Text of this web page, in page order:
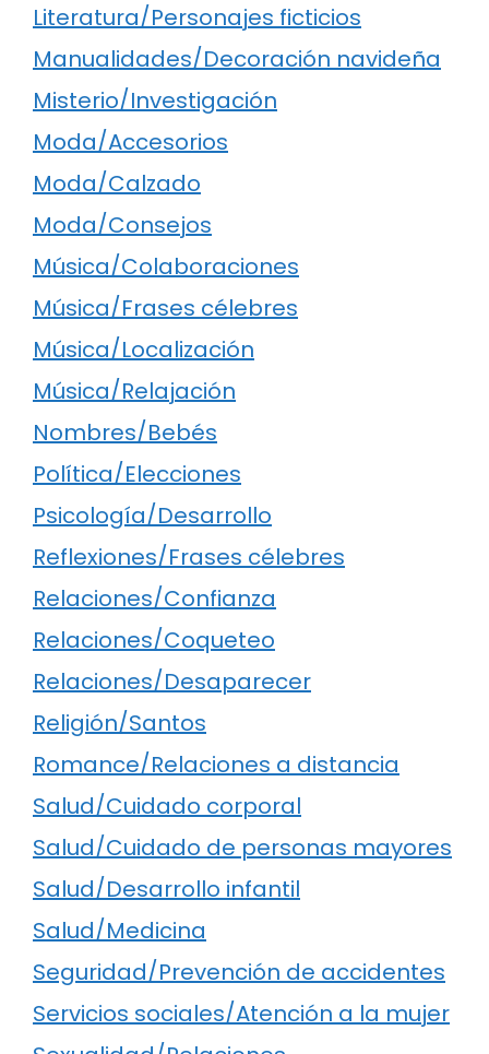
Literatura/Personajes ficticios
Manualidades/Decoración navideña
Misterio/Investigación
Moda/Accesorios
Moda/Calzado
Moda/Consejos
Música/Colaboraciones
Música/Frases célebres
Música/Localización
Música/Relajación
Nombres/Bebés
Política/Elecciones
Psicología/Desarrollo
Reflexiones/Frases célebres
Relaciones/Confianza
Relaciones/Coqueteo
Relaciones/Desaparecer
Religión/Santos
Romance/Relaciones a distancia
Salud/Cuidado corporal
Salud/Cuidado de personas mayores
Salud/Desarrollo infantil
Salud/Medicina
Seguridad/Prevención de accidentes
Servicios sociales/Atención a la mujer